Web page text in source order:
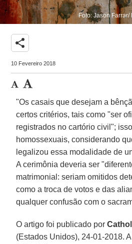
Foto: Jason Farrar/
share
10 Fevereiro 2018
"Os casais que desejam a
certos critérios, tais como "ser
registrados no cartório civil";
homossexuais, considerando
legalizou essa modalidade de
A cerimônia deveria ser
matrimonial: seriam omitidos
como a troca de votos e das
qualquer confusão com o
O artigo foi publicado por
(Estados Unidos), 24-01-2018.